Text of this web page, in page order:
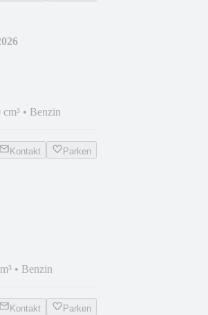
cm³ • Benzin
Kontakt Parken
• Benzin
Kontakt Parken